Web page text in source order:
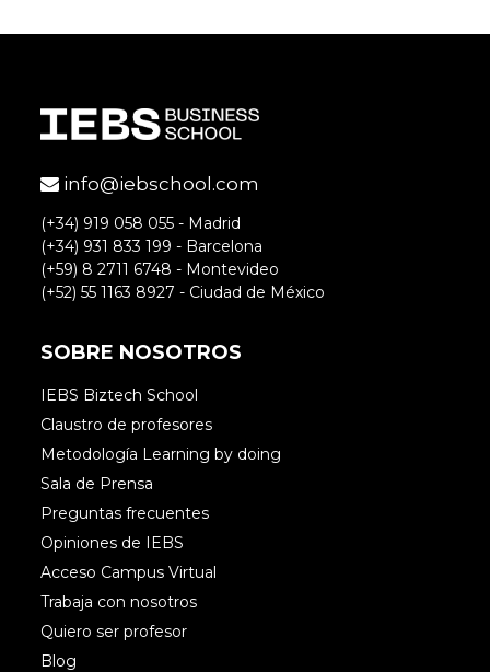
info@iebschool.com
(+34) 919 058 055 - Madrid
(+34) 931 833 199 - Barcelona
(+59) 8 2711 6748 - Montevideo
(+52) 55 1163 8927 - Ciudad de México
SOBRE NOSOTROS
IEBS Biztech School
Claustro de profesores
Metodología Learning by doing
Sala de Prensa
Preguntas frecuentes
Opiniones de IEBS
Acceso Campus Virtual
Trabaja con nosotros
Quiero ser profesor
Blog